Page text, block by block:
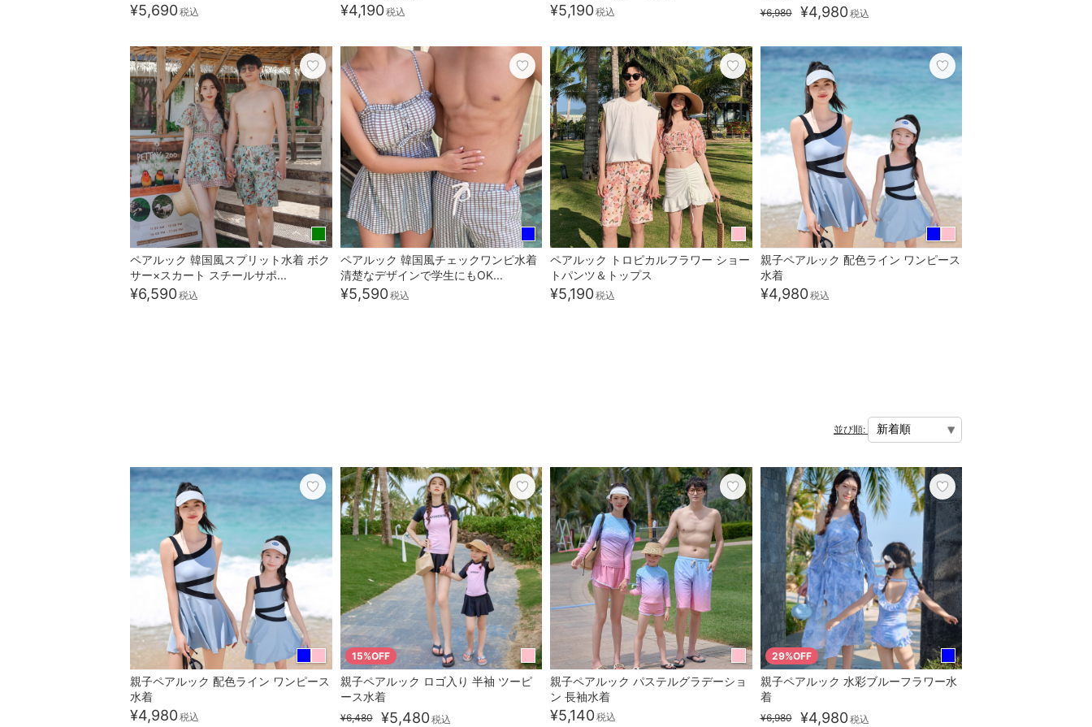
¥5,690税込 ¥4,190税込 ¥5,190税込 ¥6,980 ¥4,980税込
ペアルック 韓国風スプリット水着 ボク
サー×スカート スチールサポ...
¥6,590税込
ペアルック 韓国風チェックワンピ水着
清楚なデザインで学生にもOK...
¥5,590税込
ペアルック トロピカルフラワー ショー
トパンツ＆トップス
¥5,190税込
親子ペアルック 配色ライン ワンピース
水着
¥4,980税込
並び順:
親子ペアルック 配色ライン ワンピース
水着
¥4,980税込
15%OFF
親子ペアルック ロゴ入り 半袖 ツーピ
ース水着
¥6,480 ¥5,480税込
親子ペアルック パステルグラデーショ
ン 長袖水着
¥5,140税込
29%OFF
親子ペアルック 水彩ブルーフラワー水
着
¥6,980 ¥4,980税込